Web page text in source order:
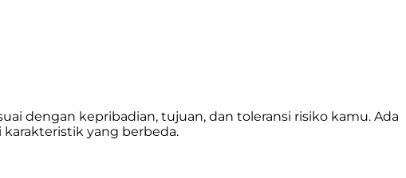
dengan kepribadian, tujuan, dan toleransi risiko kamu. Ada
yang berbeda.